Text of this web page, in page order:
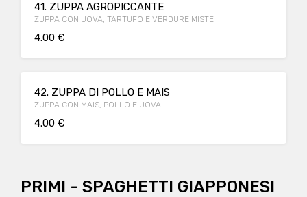
41. ZUPPA AGROPICCANTE
ZUPPA CON UOVA, TARTUFO E VERDURE MISTE
4.00 €
42. ZUPPA DI POLLO E MAIS
ZUPPA CON MAIS, POLLO E UOVA
4.00 €
PRIMI - SPAGHETTI GIAPPONESI